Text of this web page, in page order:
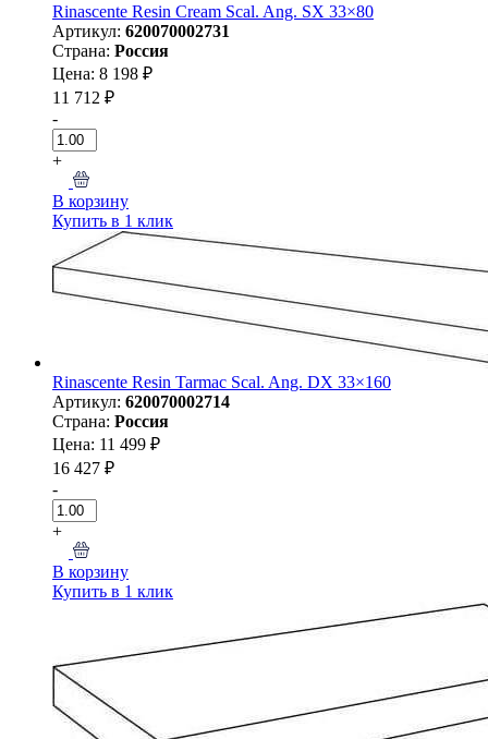
Rinascente Resin Cream Scal. Ang. SX 33×80
Артикул: 620070002731
Страна: Россия
Цена: 8 198 ₽
11 712 ₽
-
+
В корзину
Купить в 1 клик
Rinascente Resin Tarmac Scal. Ang. DX 33×160
Артикул: 620070002714
Страна: Россия
Цена: 11 499 ₽
16 427 ₽
-
+
В корзину
Купить в 1 клик